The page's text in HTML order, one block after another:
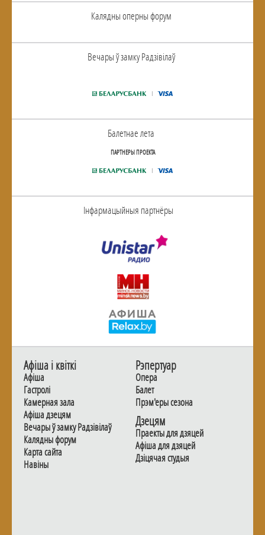
Калядны оперны форум
Вечары ў замку Радзiвiлаў
Балетнае лета
ПАРТНЕРЫ ПРОЕКТА
Інфармацыйныя партнёры
Афiша i квiткi
Афiша
Гастролi
Камерная зала
Афiша дзецям
Вечары ў замку Радзiвiлаў
Калядны форум
Карта сайта
Навiны
Рэпертуар
Опера
Балет
Прэм'еры сезона
Дзецям
Праекты для дзяцей
Афiша для дзяцей
Дзiцячая студыя